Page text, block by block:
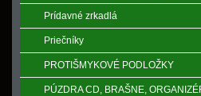
Prídavné zrkadlá
Priečníky
PROTIŠMYKOVÉ PODLOŽKY
PÚZDRA CD, BRAŠNE,